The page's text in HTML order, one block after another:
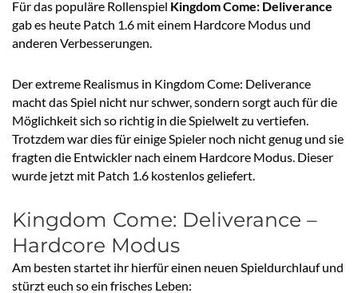
Für das populäre Rollenspiel Kingdom Come: Deliverance
gab es heute Patch 1.6 mit einem Hardcore Modus und
anderen Verbesserungen.
Der extreme Realismus in Kingdom Come: Deliverance
macht das Spiel nicht nur schwer, sondern sorgt auch für die
Möglichkeit sich so richtig in die Spielwelt zu vertiefen.
Trotzdem war dies für einige Spieler noch nicht genug und sie
fragten die Entwickler nach einem Hardcore Modus. Dieser
wurde jetzt mit Patch 1.6 kostenlos geliefert.
Kingdom Come: Deliverance –
Hardcore Modus
Am besten startet ihr hierfür einen neuen Spieldurchlauf und
stürzt euch so ein frisches Leben: